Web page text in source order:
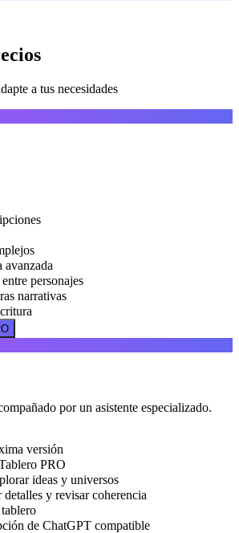
a tus necesidades
personajes
narrativas
por un asistente especializado.
versión
PRO
ideas y universos
y revisar coherencia
de ChatGPT compatible